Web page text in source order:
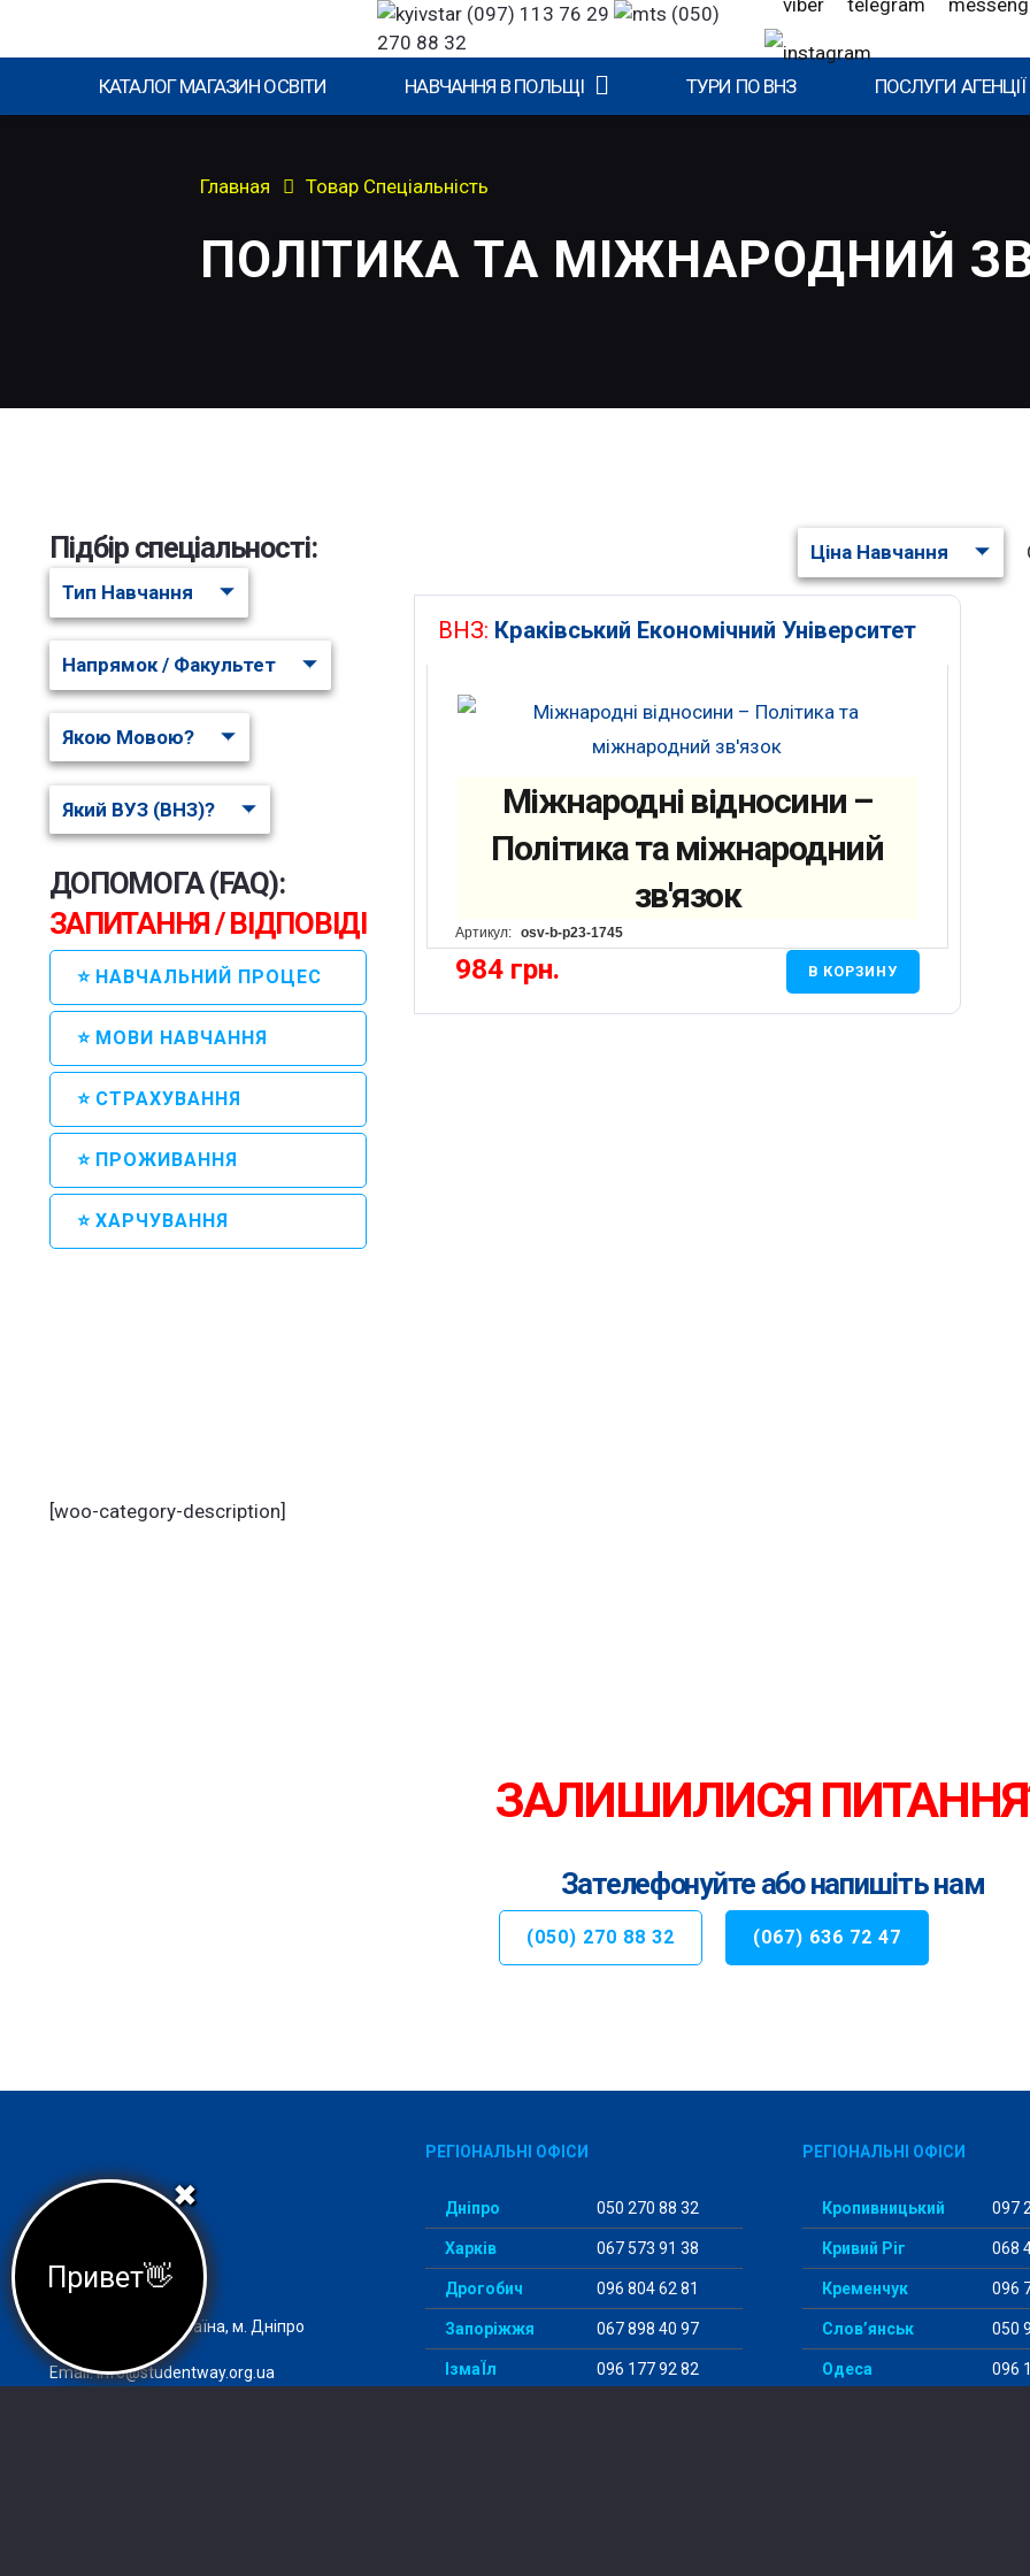
(097) 113 76 29
(050)
270 88 32
КАТАЛОГ МАГАЗИН ОСВІТИ
НАВЧАННЯ В ПОЛЬЩІ ТУРИ ПО ВНЗ ПОСЛУГИ АГЕНЦІЇ
Главная Товар Спеціальність
ПОЛІТИКА ТА МІЖНАРОДНИЙ
Підбір спеціальності:
Тип Навчання
Напрямок / Факультет
Якою Мовою?
Який ВУЗ (ВНЗ)?
ДОПОМОГА (FAQ):
ЗАПИТАННЯ / ВІДПОВІДІ
⭐ НАВЧАЛЬНИЙ ПРОЦЕС
⭐ МОВИ НАВЧАННЯ
⭐ СТРАХУВАННЯ
⭐ ПРОЖИВАННЯ
⭐ ХАРЧУВАННЯ
Ціна Навчання
ВНЗ: Краківський Економічний Університет
Міжнародні відносини –
Політика та міжнародний
зв'язок
Артикул: osv-b-p23-1745
984 грн. В КОРЗИНУ
[woo-category-description]
ЗАЛИШИЛИСЯ
Зателефонуйте або напишіть нам
(050) 270 88 32 (067) 636 72 47
Агеція StudentWay –
комфортний вступ
Адреса: 49000, Україна, м. Дніпро
Email:info@studentway.org.ua
РЕГІОНАЛЬНІ ОФІСИ
Дніпро 050 270 88 32
Харків 067 573 91 38
Дрогобич 096 804 62 81
Запоріжжя 067 898 40 97
ІзмаЇл 096 177 92 82
РЕГІОНАЛЬНІ ОФІСИ
Кропивницький 097
Кривий Ріг 068
Кременчук 096
Слов’янськ 050
Одеса 096
✖
Привет👋